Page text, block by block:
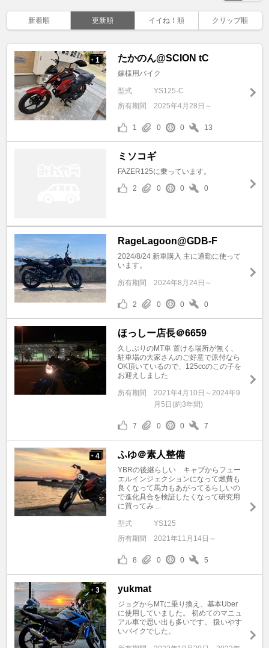
新着順 更新順 イイね！順 クリップ順
+ 1 たかのん@SCION tC
嫁様用バイク
型式
YS125-C
所有期間
2025年4月28日～
1 0 0 13
ミソコギ
FAZER125に乗っています。
2
0 0 0
RageLagoon@GDB-F
2024/8/24 新車購入 主に通勤に使って
います。
所有期間 2024年8月24日～
2 0 0 0
ほっしー店長＠6659
久しぶりのMT車 置ける場所が無く、
駐車場の大家さんのご好意で原付なら
OK頂いているので、125ccのこの子を
お迎えしました
所有期間
2021年4月10日～2024年9
月5日(約3年間)
7 0 0 7
+ 4 ふゆ＠素人整備
YBRの後継らしい キャブからフュー
エルインジェクションになって燃費も
良くなって馬力もあがってるらしいの
で進化具合を検証したくなって研究用
に買ってみ ...
型式
YS125
所有期間
2021年11月14日～
8 0 0 5
+ 3 yukmat
ジョグからMTに乗り換え、基本Uber
に使用していました。 初めてのマニュ
アル車で思い出も多いです。 扱いやす
いバイクでした。